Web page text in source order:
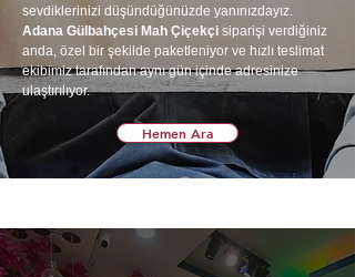
sevdiklerinizi düşündüğünüzde yanınızdayız.
Adana Gülbahçesi Mah Çiçekçi siparişi verdiğiniz
anda, özel bir şekilde paketleniyor ve hızlı teslimat
ekibimiz tarafından aynı gün içinde adresinize
ulaştırılıyor.
Hemen Ara